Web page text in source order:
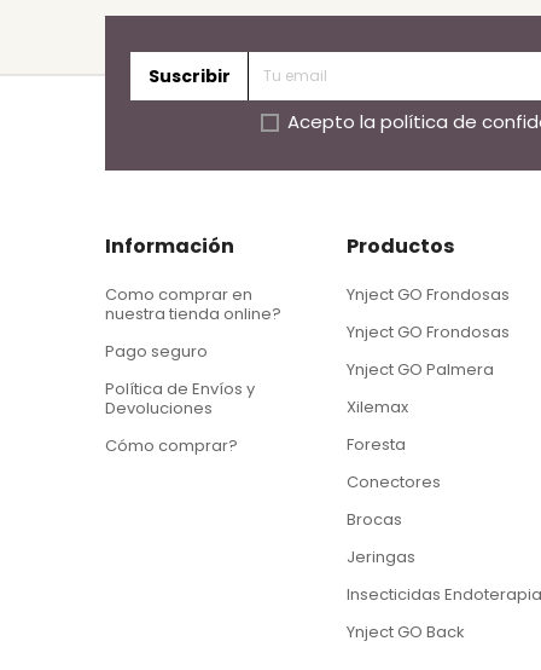
Suscribir
Acepto la política de
Información
Como comprar en
nuestra tienda online?
Pago seguro
Política de Envíos y
Devoluciones
Cómo comprar?
Productos
Ynject GO Frondosas
Ynject GO Frondosas
Ynject GO Palmera
Xilemax
Foresta
Conectores
Brocas
Jeringas
Insecticidas Endoterapia
Ynject GO Back